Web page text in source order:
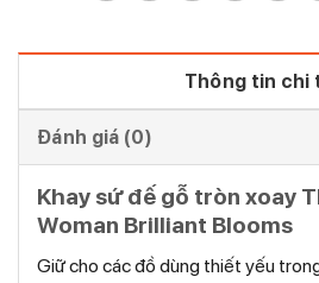
Thông tin chi
Đánh giá (0)
Khay sứ đế gỗ tròn xoay
Woman Brilliant Blooms
Giữ cho các đồ dùng thiết yếu